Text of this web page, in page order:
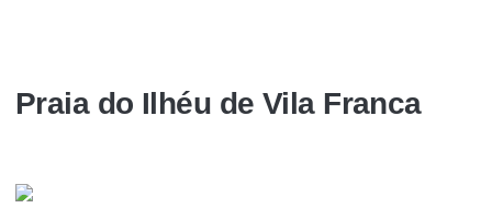
Praia do Ilhéu de Vila Franca